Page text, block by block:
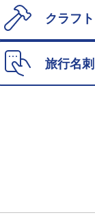
クラフ
旅行名刺